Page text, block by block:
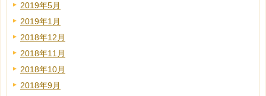
2019年5月
2019年1月
2018年12月
2018年11月
2018年10月
2018年9月